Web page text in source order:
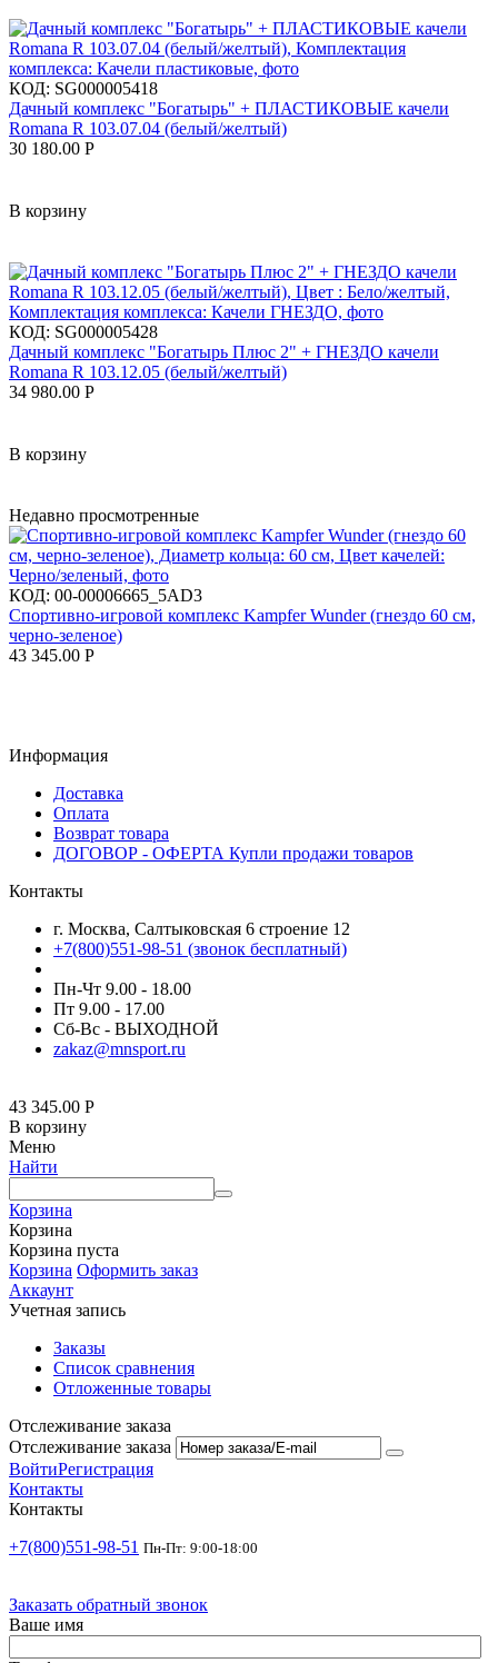
КОД: SG000005418
Дачный комплекс "Богатырь" + ПЛАСТИКОВЫЕ качели
Romana R 103.07.04 (белый/желтый)
30 180.00 Р
В корзину
КОД: SG000005428
Дачный комплекс "Богатырь Плюс 2" + ГНЕЗДО качели
Romana R 103.12.05 (белый/желтый)
34 980.00 Р
В корзину
Недавно просмотренные
КОД: 00-00006665_5AD3
Спортивно-игровой комплекс Kampfer Wunder (гнездо 60 см,
черно-зеленое)
43 345.00 Р
Информация
Доставка
Оплата
Возврат товара
ДОГОВОР - ОФЕРТА Купли продажи товаров
Контакты
г. Москва, Салтыковская 6 строение 12
+7(800)551-98-51 (звонок бесплатный)
Пн-Чт 9.00 - 18.00
Пт 9.00 - 17.00
Сб-Вс - ВЫХОДНОЙ
zakaz@mnsport.ru
43 345.00 Р
В корзину
Меню
Найти
Корзина
Корзина
Корзина пуста
Корзина Оформить заказ
Аккаунт
Учетная запись
Заказы
Список сравнения
Отложенные товары
Отслеживание заказа
Отслеживание заказа
ВойтиРегистрация
Контакты
Контакты
+7(800)551-98-51 Пн-Пт: 9:00-18:00
Заказать обратный звонок
Ваше имя